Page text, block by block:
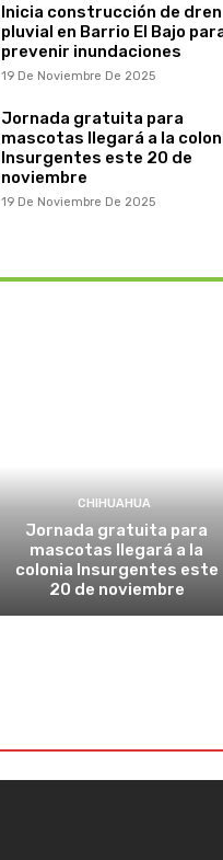
Inicia construcción de dren
pluvial en Barrio El Bajo
prevenir inundaciones
19 De Noviembre De 2025
Jornada gratuita para
mascotas llegará a la
Insurgentes este 20 de
noviembre
19 De Noviembre De 2025
CHIHUAHUA
Jornada gratuita para
mascotas llegará a la
colonia Insurgentes este
20 de noviembre